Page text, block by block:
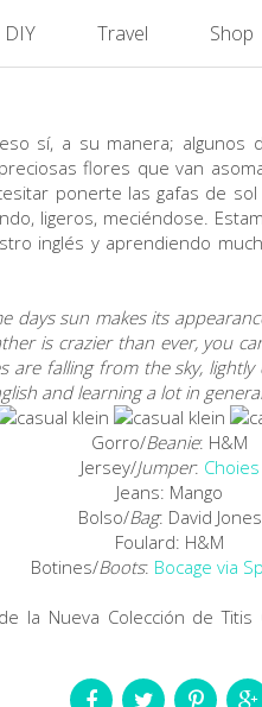
DIY Travel Shop
sí, a su manera;
flores que van
ponerte las gafas de
ligeros, meciéndose.
inglés y aprendiendo
days sun makes its
is crazier than ever, you
falling from the sky,
and learning a lot in
Gorro/Beanie: H&M
Jersey/Jumper: Choies
Jeans: Mango
Bolso/Bag: David Jones
Foulard: H&M
Botines/Boots: Bocage via
la Nueva Colección de